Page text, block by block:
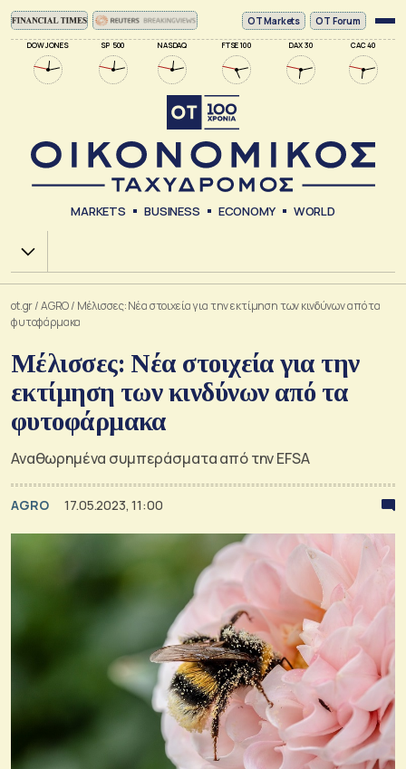
DOW JONES SP 500 NASDAQ FTSE 100 DAX 30 CAC 40
ΟΤ Markets OT Forum
MARKETS BUSINESS ECONOMY WORLD
Χ.Α.
ot.gr/AGRO/ Μέλισσες: Νέα στοιχεία για την εκτίμηση των κινδύνων από τα
φυτοφάρμακα
Μέλισσες: Νέα στοιχεία για την
εκτίμηση των κινδύνων από τα
φυτοφάρμακα
Αναθωρημένα συμπεράσματα από την EFSA
AGRO 17.05.2023, 11:00